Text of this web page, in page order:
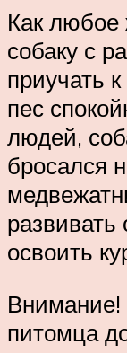
Как
собаку с
приучать
пес
людей,
бросался
освоить
Внимание!
питомца